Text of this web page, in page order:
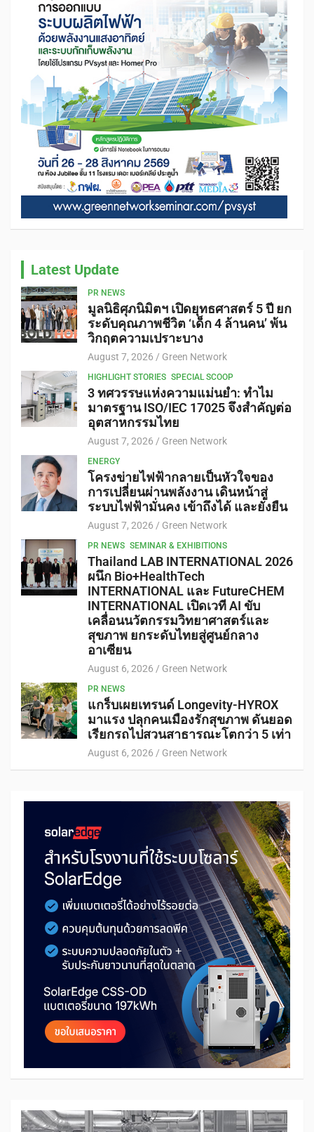
Latest Update
PR NEWS
มูลนิธิศุภนิมิตฯ เปิดยุทธศาสตร์ 5 ปี ยก
ระดับคุณภาพชีวิต ‘เด็ก 4 ล้านคน’ พ้น
วิกฤตความเปราะบาง
August 7, 2026 Green Network
HIGHLIGHT STORIES SPECIAL SCOOP
3 ทศวรรษแห่งความแม่นยำ: ทำไม
มาตรฐาน ISO/IEC 17025 จึงสำคัญต่อ
อุตสาหกรรมไทย
August 7, 2026 Green Network
ENERGY
โครงข่ายไฟฟ้ากลายเป็นหัวใจของ
การเปลี่ยนผ่านพลังงาน เดินหน้าสู่
ระบบไฟฟ้ามั่นคง เข้าถึงได้ และยั่งยืน
August 7, 2026 Green Network
PR NEWS SEMINAR & EXHIBITIONS
Thailand LAB INTERNATIONAL 2026
ผนึก Bio+HealthTech
INTERNATIONAL และ FutureCHEM
INTERNATIONAL เปิดเวที AI ขับ
เคลื่อนนวัตกรรมวิทยาศาสตร์และ
สุขภาพ ยกระดับไทยสู่ศูนย์กลาง
อาเซียน
August 6, 2026 Green Network
PR NEWS
แกร็บเผยเทรนด์ Longevity-HYROX
มาแรง ปลุกคนเมืองรักสุขภาพ ดันยอด
เรียกรถไปสวนสาธารณะโตกว่า 5 เท่า
August 6, 2026 Green Network